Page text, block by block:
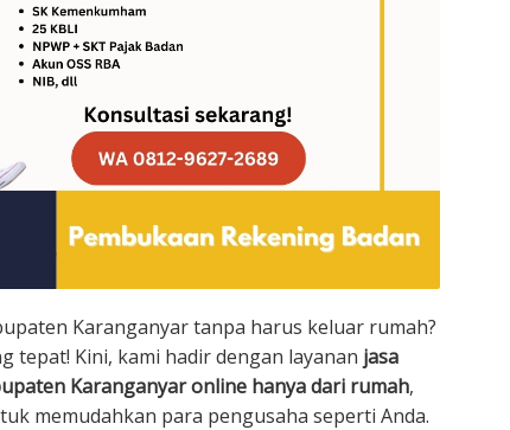
Karanganyar tanpa harus keluar rumah?
tepat! Kini, kami hadir dengan layanan jasa
Karanganyar online hanya dari rumah,
memudahkan para pengusaha seperti Anda.